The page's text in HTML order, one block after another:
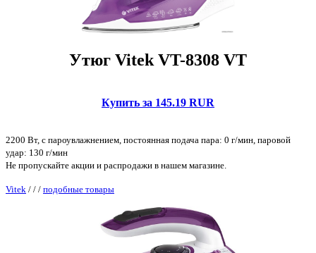
Утюг Vitek VT-8308 VT
Купить за 145.19 RUR
2200 Вт, с пароувлажнением, постоянная подача пара: 0 г/мин, паровой
удар: 130 г/мин
Не пропускайте акции и распродажи в нашем магазине.
Vitek / / / подобные товары